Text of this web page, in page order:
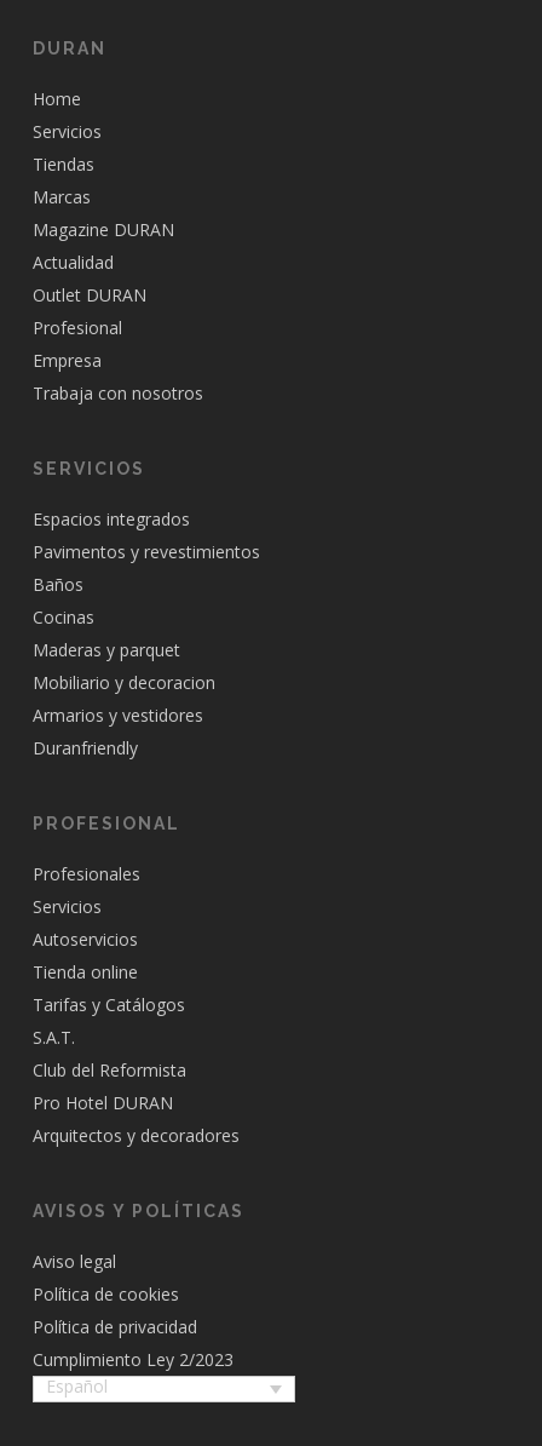
DURAN
Home
Servicios
Tiendas
Marcas
Magazine DURAN
Actualidad
Outlet DURAN
Profesional
Empresa
Trabaja con nosotros
SERVICIOS
Espacios integrados
Pavimentos y revestimientos
Baños
Cocinas
Maderas y parquet
Mobiliario y decoracion
Armarios y vestidores
Duranfriendly
PROFESIONAL
Profesionales
Servicios
Autoservicios
Tienda online
Tarifas y Catálogos
S.A.T.
Club del Reformista
Pro Hotel DURAN
Arquitectos y decoradores
AVISOS Y POLÍTICAS
Aviso legal
Política de cookies
Política de privacidad
Cumplimiento Ley 2/2023
Español